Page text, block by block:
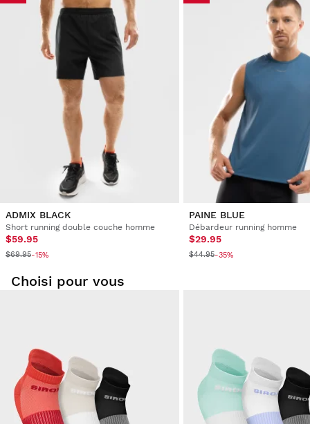
Pour des raisons d’hygiène et de sécurité, nous ne pouvons
accepter l'échange ou le retour de ce produit que
s’il n'a
pas été utilisé, qu’il est dans sa forme d’origine et que son
emballage est intact.
ADMIX BLACK
Short running double couche homme
$59.95
$69.95-15%
PAINE BLUE
Débardeur running homme
$29.95
$44.95-35%
Choisi pour vous